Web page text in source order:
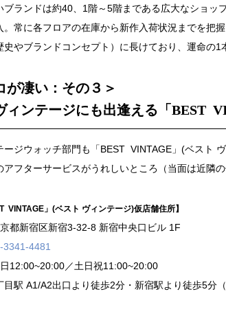
ブランドは約40、1階～5階まである広大なショッ
。常に各フロアの在庫から新作入荷状況までを把
史やブランドコンセプト）に長けており、運命の1
が凄い：その３＞
ィンテージにも出逢える「BEST
ージウォッチ部門も「BEST VINTAGE」(ベスト
アフターサービスがうれしいところ（当面は近隣の
VINTAGE」(ベスト ヴィンテージ)仮店舗住所】
都新宿区新宿3-32-8 新宿中央口ビル 1F
3341-4481
12:00~20:00／土日祝11:00~20:00
目駅 A1/A2出口より徒歩2分・新宿駅より徒歩5分